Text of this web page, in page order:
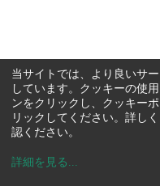
当サイトでは、より良いサ
しています。クッキーの使
ンをクリックし、クッキー
リックしてください。詳し
認ください。
詳細を見る ...